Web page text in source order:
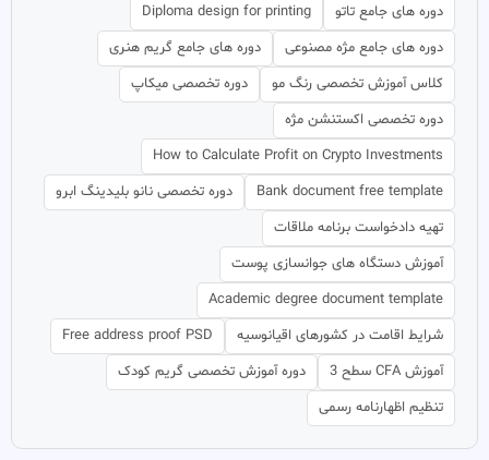
دوره های جامع تاتو
Diploma design for printing
دوره های جامع مژه مصنوعی
دوره های جامع گریم هنری
کلاس آموزش تخصصی رنگ مو
دوره تخصصی میکاپ
دوره تخصصی اکستنشن مژه
How to Calculate Profit on Crypto Investments
Bank document free template
دوره تخصصی نانو بلیدینگ ابرو
تهیه دادخواست برنامه ملاقات
آموزش دستگاه های جوانسازی پوست
Academic degree document template
شرایط اقامت در کشورهای اقیانوسیه
Free address proof PSD
آموزش CFA سطح 3
دوره آموزش تخصصی گریم کودک
تنظیم اظهارنامه رسمی